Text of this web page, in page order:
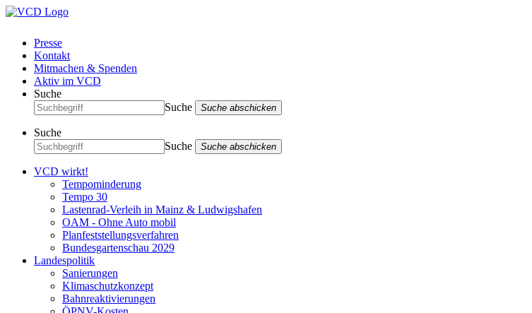
Presse
Kontakt
Mitmachen & Spenden
Aktiv im VCD
Suche
Suche
Suche abschicken
Suche
Suche
Suche abschicken
VCD wirkt!
Tempominderung
Tempo 30
Lastenrad-Verleih in Mainz & Ludwigshafen
OAM - Ohne Auto mobil
Planfeststellungsverfahren
Bundesgartenschau 2029
Landespolitik
Sanierungen
Klimaschutzkonzept
Bahnreaktivierungen